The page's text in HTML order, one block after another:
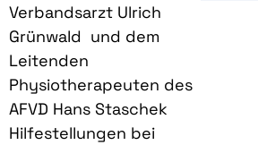
Verbandsarzt Ulrich
Grünwald und dem
Leitenden
Physiotherapeuten des
AFVD Hans Staschek
Hilfestellungen bei